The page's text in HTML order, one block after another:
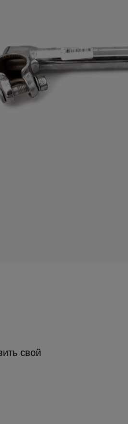
свой